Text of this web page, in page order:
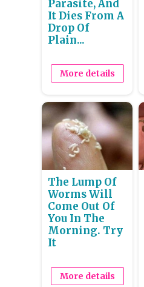
Parasite, And
It Dies From A
Drop Of
Plain...
More details
The Lump Of
Worms Will
Come Out Of
You In The
Morning. Try
It
More details